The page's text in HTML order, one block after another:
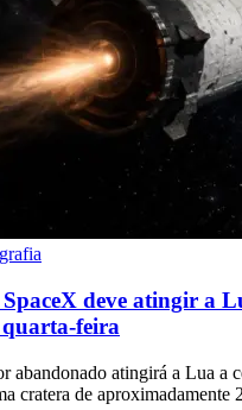
deve atingir a
feira
abandonado atingirá a Lua a
cratera de aproximadamente